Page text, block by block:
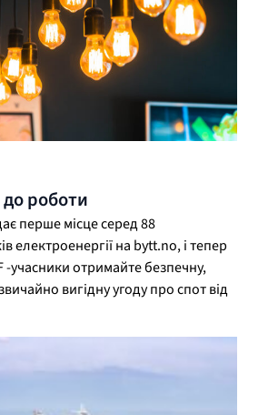
до роботи
перше місце серед 88
електроенергії на bytt.no, і тепер
-учасники отримайте безпечну,
вигідну угоду про спот від